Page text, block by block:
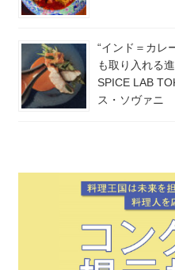
“インド＝カレ
も取り入れる
SPICE LAB
ス・ソヴァニ